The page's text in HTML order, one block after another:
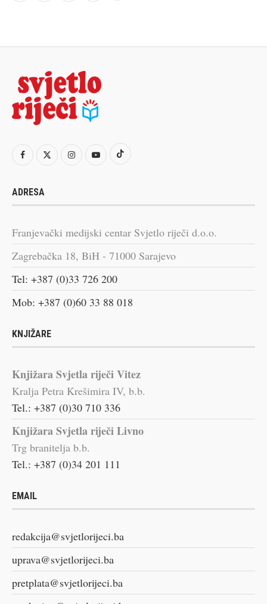
ADRESA
Franjevački medijski centar Svjetlo riječi d.o.o.
Zagrebačka 18, BiH - 71000 Sarajevo
Tel: +387 (0)33 726 200
Mob: +387 (0)60 33 88 018
KNJIŽARE
Knjižara Svjetla riječi Vitez
Kralja Petra Krešimira IV, b.b.
Tel.: +387 (0)30 710 336
Knjižara Svjetla riječi Livno
Trg branitelja b.b.
Tel.: +387 (0)34 201 111
EMAIL
redakcija@svjetlorijeci.ba
uprava@svjetlorijeci.ba
pretplata@svjetlorijeci.ba